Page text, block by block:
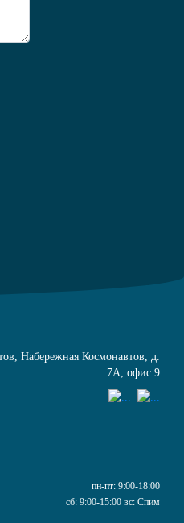
Набережная Космонавтов, д.
7А, офис 9
пн-пт: 9:00-18:00
сб: 9:00-15:00 вс: Спим